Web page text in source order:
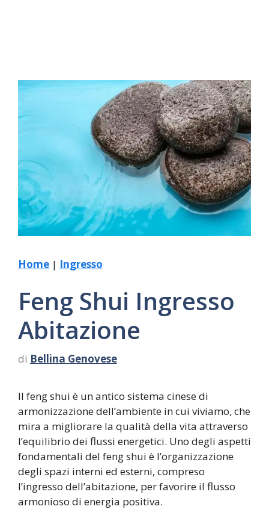
Home | Ingresso
Feng Shui Ingresso
Abitazione
di Bellina Genovese
Il feng shui è un antico sistema cinese di
armonizzazione dell’ambiente in cui viviamo, che
mira a migliorare la qualità della vita attraverso
l’equilibrio dei flussi energetici. Uno degli aspetti
fondamentali del feng shui è l’organizzazione
degli spazi interni ed esterni, compreso
l’ingresso dell’abitazione, per favorire il flusso
armonioso di energia positiva.